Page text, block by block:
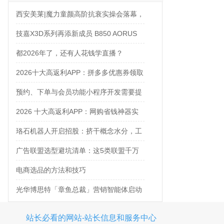
西安美莱|魔力童颜高阶抗衰实操会落幕，
解锁自然年轻新姿态
技嘉X3D系列再添新成员 B850 AORUS
ELITE X3D主板强化性能体验
都2026年了，还有人花钱学直播？
2026十大高返利APP：拼多多优惠券领取
攻略
预约、下单与会员功能小程序开发需要提
前确认什么
2026 十大高返利APP：网购省钱神器实
测对比
珞石机器人开启招股：挤干概念水分，工
业、协作、具身三箭齐发
广告联盟选型避坑清单：这5类联盟千万
别碰
电商选品的方法和技巧
光华博思特「章鱼总裁」营销智能体启动
站长必看的网站-站长信息和服务中心